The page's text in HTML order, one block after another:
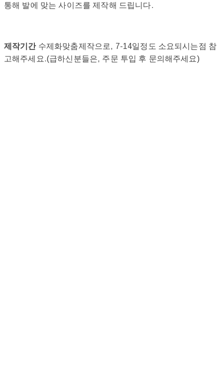
통해 발에 맞는 사이즈를 제작해 드립니다.
제작기간수제화맞춤제작으로, 7-14일정도 소요되시는점 참
고해주세요.(급하신분들은, 주문 투입 후 문의해주세요)